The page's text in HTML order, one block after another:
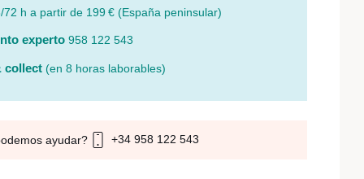
72 h a partir de 199 € (España peninsular)
experto 958 122 543
collect (en 8 horas laborables)
ayudar? +34 958 122 543